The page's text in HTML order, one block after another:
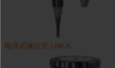
电导式液位开 LNK-K